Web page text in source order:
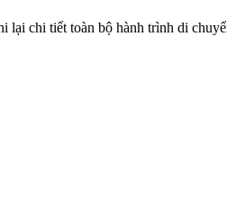
lại chi tiết toàn bộ hành trình di